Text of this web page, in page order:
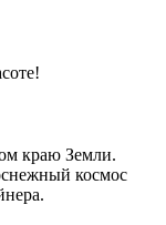
краю Земли.
космос